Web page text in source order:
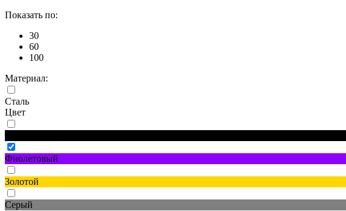
Показать по:
30
60
100
Материал:
Сталь
Цвет
Фиолетовый
Золотой
Серый